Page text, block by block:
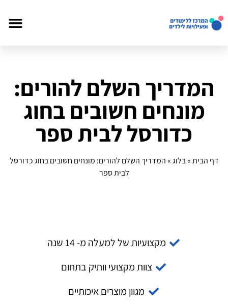
המדריך השלם להורים:
מונחים חשובים בחוג
כדורסל לבית ספר
דף הבית»בלוג»המדריך השלם להורים: מונחים חשובים בחוג כדורסל
לבית ספר
מקצועיות של למעלה מ- 14 שנה
צוות מקצועי וותיק בתחום
מגוון מוצרים איכותיים